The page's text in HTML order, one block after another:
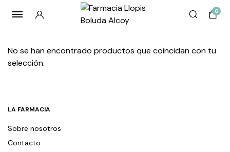
0
No se han encontrado productos que coincidan con tu
selección.
LA FARMACIA
Sobre nosotros
Contacto